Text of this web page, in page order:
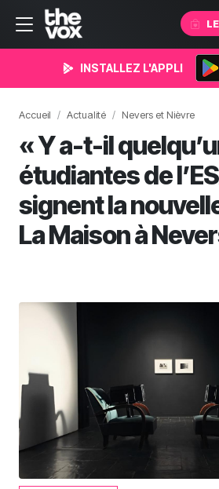
INSTALLEZ L'APPLI
Accueil Actualité Nevers et Nièvre
« Y a-t-il
étudiantes de
signent la
La Maison à